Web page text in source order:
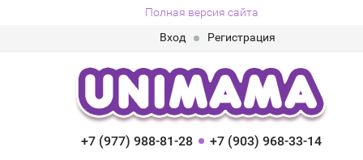
Полная версия сайта
Вход
Регистрация
+7 (977) 988-81-28 +7 (903) 968-33-14